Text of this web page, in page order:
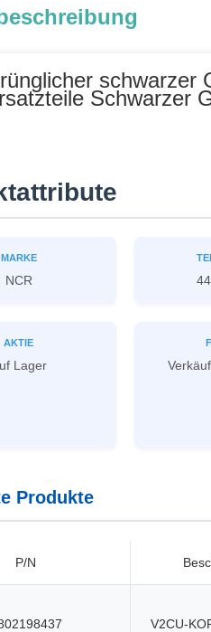
schwarzer
Schwarzer
MARKE
NCR
AKTIE
Lager
Produkte
P/N
V2CU-